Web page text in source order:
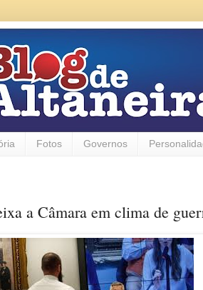
Fotos Governos
a Câmara em clima de